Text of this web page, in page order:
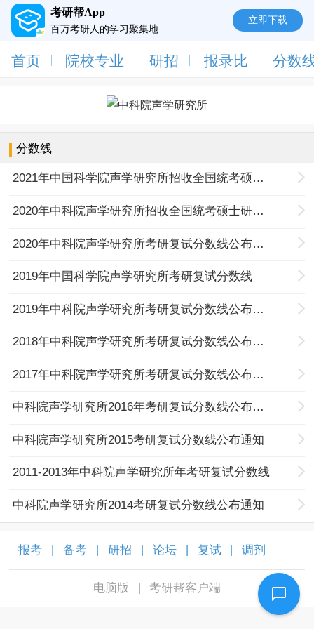
考研帮App
百万考研人的学习聚集地
立即下载
首页 院校专业 研招 报录比 分数
分数线
2021年中国科学院声学研究所招收全国统考硕士研究生复试分数线已公布
2020年中科院声学研究所招收全国统考硕士研究生复试分数线及相关工作安排
2020年中科院声学研究所考研复试分数线公布通知
2019年中国科学院声学研究所考研复试分数线
2019年中科院声学研究所考研复试分数线公布通知
2018年中科院声学研究所考研复试分数线公布通知
2017年中科院声学研究所考研复试分数线公布通知
中科院声学研究所2016年考研复试分数线公布通知
中科院声学研究所2015考研复试分数线公布通知
2011-2013年中科院声学研究所年考研复试分数线
中科院声学研究所2014考研复试分数线公布通知
报考 备考 研招 论坛 复试 调剂
电脑版 考研帮客户端